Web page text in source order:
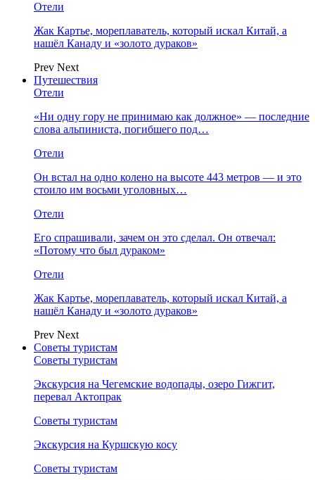
Отели
Жак Картье, мореплаватель, который искал Китай, а
нашёл Канаду и «золото дураков»
Prev Next
Путешествия
Отели
«Ни одну гору не принимаю как должное» — последние
слова альпиниста, погибшего под…
Отели
Он встал на одно колено на высоте 443 метров — и это
стоило им восьми уголовных…
Отели
Его спрашивали, зачем он это сделал. Он отвечал:
«Потому что был дураком»
Отели
Жак Картье, мореплаватель, который искал Китай, а
нашёл Канаду и «золото дураков»
Prev Next
Советы туристам
Советы туристам
Экскурсия на Чегемские водопады, озеро Гижгит,
перевал Актопрак
Советы туристам
Экскурсия на Куршскую косу
Советы туристам